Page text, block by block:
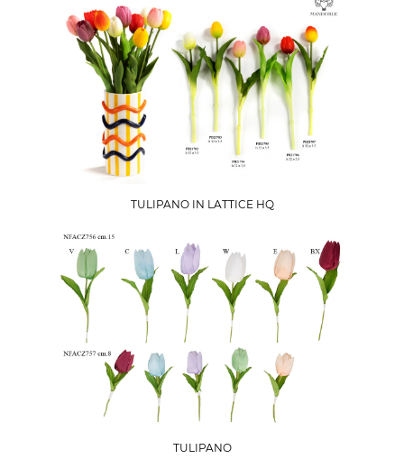
TULIPANO IN LATTICE HQ
TULIPANO